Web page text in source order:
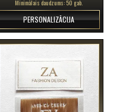
Minimālais daudzums: 50 gab.
PERSONALIZĀCIJA